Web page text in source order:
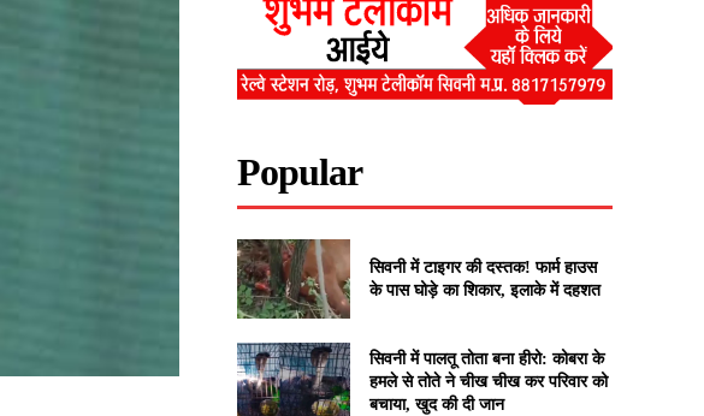
Popular
सिवनी में टाइगर की दस्तक! फार्म हाउस
के पास घोड़े का शिकार, इलाके में दहशत
सिवनी में पालतू तोता बना हीरो: कोबरा के
हमले से तोते ने चीख चीख कर परिवार को
बचाया, खुद की दी जान